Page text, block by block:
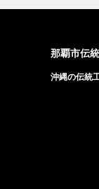
那覇市伝
沖縄の伝統